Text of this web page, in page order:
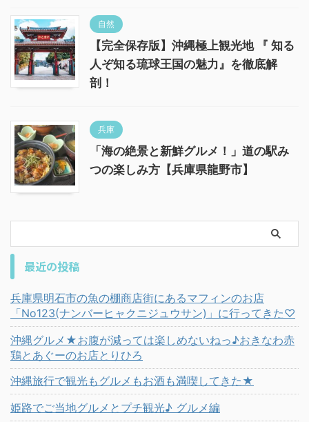
自然
【完全保存版】沖縄極上観光地 『 知る
人ぞ知る琉球王国の魅力』を徹底解
剖！
兵庫
「海の絶景と新鮮グルメ！」道の駅み
つの楽しみ方【兵庫県龍野市】
最近の投稿
兵庫県明石市の魚の棚商店街にあるマフィンのお店
「No123(ナンバーヒャクニジュウサン)」に行ってきた♡
沖縄グルメ★お腹が減っては楽しめないねっ♪おきなわ赤
鶏とあぐーのお店とりひろ
沖縄旅行で観光もグルメもお酒も満喫してきた★
姫路でご当地グルメとプチ観光♪ グルメ編